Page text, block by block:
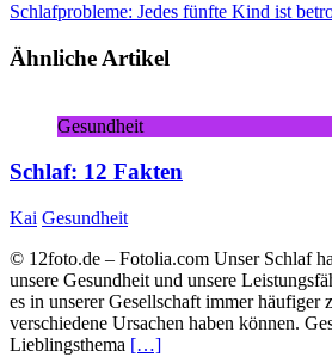
Schlafprobleme: Jedes fünfte Kind ist
Ähnliche Artikel
Gesundheit
Schlaf: 12 Fakten
Kai Gesundheit
© 12foto.de – Fotolia.com Unser Schlaf
unsere Gesundheit und unsere
es in unserer Gesellschaft immer häufiger
verschiedene Ursachen haben können.
Lieblingsthema […]